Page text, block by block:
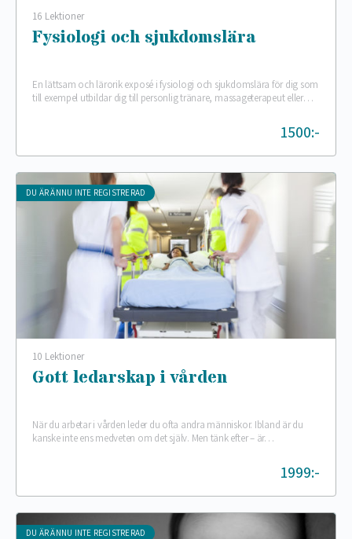
16 Lektioner
Fysiologi och sjukdomslära
En lättsam och lärorik exposé i fysiologi och sjukdomslära för dig som
till exempel utbildar dig till personlig tränare, massageterapeut eller
1500:-
DU ÄR ÄNNU INTE REGISTRERAD
10 Lektioner
Gott ledarskap i vården
När du arbetar i vården leder du ofta andra människor. Ibland är du
kanske inte ens medveten om det själv. Men tänk efter – är…
1999:-
DU ÄR ÄNNU INTE REGISTRERAD